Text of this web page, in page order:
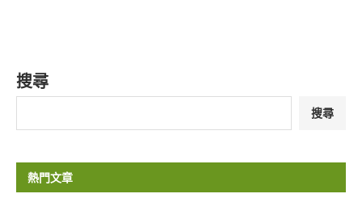
搜尋
搜尋
熱門文章